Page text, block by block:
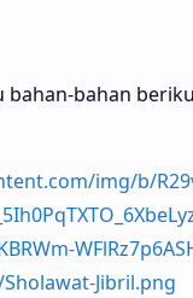
bahan-bahan
img/b/
Sholawat-Jibril.png